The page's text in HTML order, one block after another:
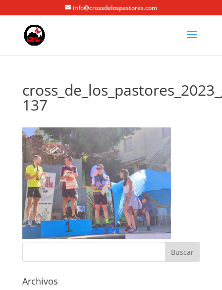
info@crossdelospastores.com
137
Archivos